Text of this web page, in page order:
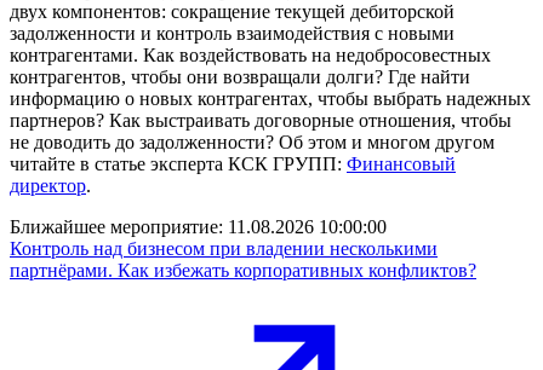
двух компонентов: сокращение текущей дебиторской
задолженности и контроль взаимодействия с новыми
контрагентами. Как воздействовать на недобросовестных
контрагентов, чтобы они возвращали долги? Где найти
информацию о новых контрагентах, чтобы выбрать надежных
партнеров? Как выстраивать договорные отношения, чтобы
не доводить до задолженности? Об этом и многом другом
читайте в статье эксперта КСК ГРУПП: Финансовый
директор.
Ближайшее мероприятие: 11.08.2026 10:00:00
Контроль над бизнесом при владении несколькими
партнёрами. Как избежать корпоративных конфликтов?